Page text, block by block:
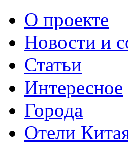
О проекте
Новости и
Статьи
Интересное
Города
Отели